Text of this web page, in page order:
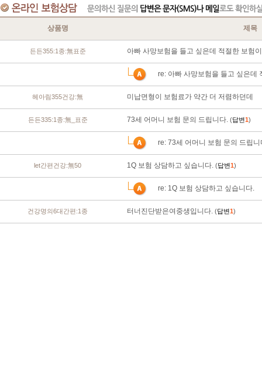
상품명 제목
든든355:1종:無표준 아빠 사망보험을 들고 싶은데 적절한 보험
re: 아빠 사망보험을 들고 싶은데
헤아림355건강:無 미납면형이 보험료가 약간 더 저렴하던데
든든335:1종:無_표준 73세 어머니 보험 문의 드립니다. (답변1)
re: 73세 어머니 보험 문의 드립니
let간편건강:無50 1Q 보험 상담하고 싶습니다. (답변1)
re: 1Q 보험 상담하고 싶습니다.
건강명의6대간편:1종 터너진단받은여중생입니다. (답변1)